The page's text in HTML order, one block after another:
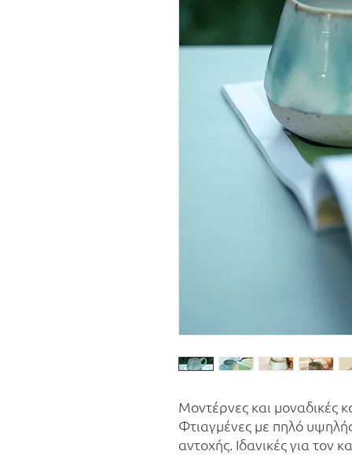
Μοντέρνες και μοναδικές
Φτιαγμένες με πηλό
αντοχής. Ιδανικές για τον